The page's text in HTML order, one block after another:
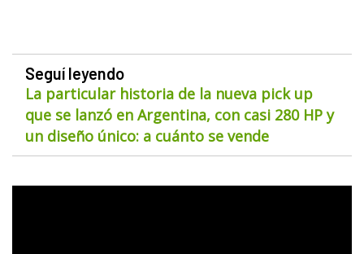
Seguí leyendo
La particular historia de la nueva pick up
que se lanzó en Argentina, con casi 280 HP y
un diseño único: a cuánto se vende